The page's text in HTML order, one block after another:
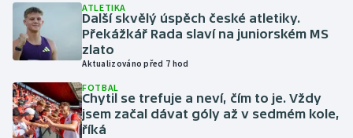
Judo
Krasobruslení
Lezení
ATLETIKA
Další skvělý úspěch české atletiky.
Překážkář Rada slaví na juniorském MS
zlato
Aktualizováno před 7 hod
FOTBAL
Chytil se trefuje a neví, čím to je. Vždy
jsem začal dávat góly až v sedmém kole,
říká